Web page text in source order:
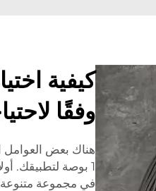
وفقًا
هناك بعض العوامل
1 بوصة لتطبيقك.
في مجموعة متنوعة